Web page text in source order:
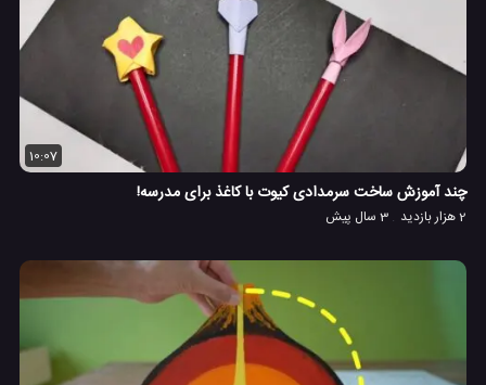
10:07
چند آموزش ساخت سرمدادی کیوت با کاغذ برای مدرسه!
2 هزار بازدید 3 سال پیش